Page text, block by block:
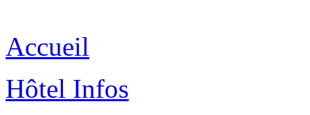
Accueil
Hôtel Infos